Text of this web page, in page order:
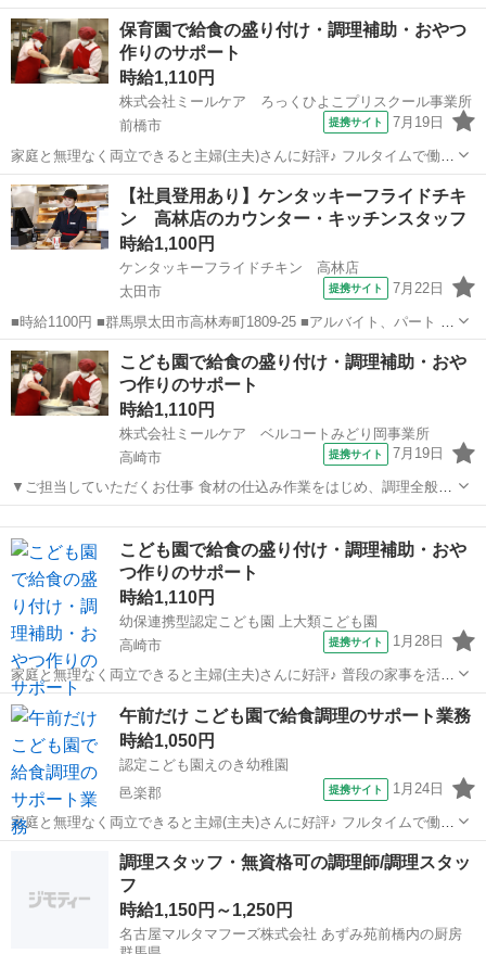
して働きませんか？ ▼ご担当していただくお仕事 食材の仕込み作業を
はじめ、 調理全般・味付け・盛り付け等をお願いします。 まずは先輩
スタッフのお手伝いを...
群馬 高崎市 ファーストフード
保育園で給食の盛り付け・調理補助・おやつ
作りのサポート
時給1,110円
株式会社ミールケア ろっくひよこプリスクール事業所
前橋市
提携サイト 7月19日
家庭と無理なく両立できると主婦(主夫)さんに好評♪ フルタイムで働く
なら、新しく1から覚えることよりも、 普段の家事を活かして働きま
せんか？ ▼ご担当していただくお仕事 食材の仕込み作業をはじめ、
調理全般・味付け・盛り付...
群馬 前橋市 ファーストフード
【社員登用あり】ケンタッキーフライドチキ
ン 高林店のカウンター・キッチンスタッフ
時給1,100円
ケンタッキーフライドチキン 高林店
太田市
提携サイト 7月22日
■時給1100円 ■群馬県太田市高林寿町1809-25 ■アルバイト、パート ■
未経験歓迎、高校生OK、フリーター歓迎、ミドル（40代～）活躍中、
エルダー（50代～）活躍中、シニア（60代～）活躍中、ボーナス・賞
与あり、昇給...
群馬 太田市 ファーストフード
こども園で給食の盛り付け・調理補助・おや
つ作りのサポート
時給1,110円
株式会社ミールケア ベルコートみどり岡事業所
高崎市
提携サイト 7月19日
▼ご担当していただくお仕事 食材の仕込み作業をはじめ、調理全般・
味付け・盛り付けなどをお願いします◎ 最初は野菜のカット・食器の
準備など簡単な作業からスタート◎ 先輩スタッフのお手伝いをしなが
ら、職場の雰囲気やお仕事の流れ...こども園で給食の盛り付け・調理補助・おや
つ作りのサポート
時給1,110円
幼保連携型認定こども園 上大類こども園
高崎市
提携サイト 1月28日
家庭と無理なく両立できると主婦(主夫)さんに好評♪ 普段の家事を活か
して働きませんか？ ▼ご担当していただくお仕事 食材の仕込み作業を
はじめ、 調理全般・味付け・盛り付け等をお願いします。 まずは先輩
スタッフのお手伝いを...
群馬 ファーストフード
午前だけ こども園で給食調理のサポート業務
時給1,050円
認定こども園えのき幼稚園
邑楽郡
提携サイト 1月24日
家庭と無理なく両立できると主婦(主夫)さんに好評♪ フルタイムで働く
なら、新しく1から覚えることよりも、 普段の家事を活かして働きま
調理全般・味付け・盛り付...
邑楽郡 ファーストフード
調理スタッフ・無資格可の調理師/調理スタッ
フ
時給1,150円～1,250円
名古屋マルタマフーズ株式会社 あずみ苑前橋内の厨房